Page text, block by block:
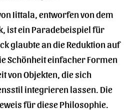
Iittala, entworfen von dem
ist ein Paradebeispiel für
glaubte an die Reduktion auf
Schönheit einfacher Formen
von Objekten, die sich
integrieren lassen. Die
für diese Philosophie.